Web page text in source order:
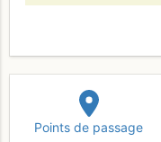
Points de passage